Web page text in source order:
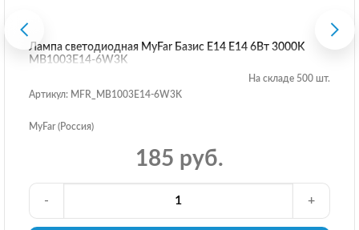
Лампа светодиодная MyFar Базис E14 E14 6Вт 3000K
MB1003E14-6W3K
На складе 500 шт.
Артикул: MFR_MB1003E14-6W3K
MyFar (Россия)
185 руб.
- +